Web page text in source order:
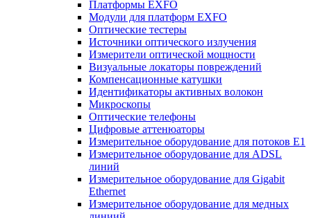
Платформы EXFO
Модули для платформ EXFO
Оптические тестеры
Источники оптического излучения
Измерители оптической мощности
Визуальные локаторы повреждений
Компенсационные катушки
Идентификаторы активных волокон
Микроскопы
Оптические телефоны
Цифровые аттенюаторы
Измерительное оборудование для потоков Е1
Измерительное оборудование для ADSL
линий
Измерительное оборудование для Gigabit
Ethernet
Измерительное оборудование для медных